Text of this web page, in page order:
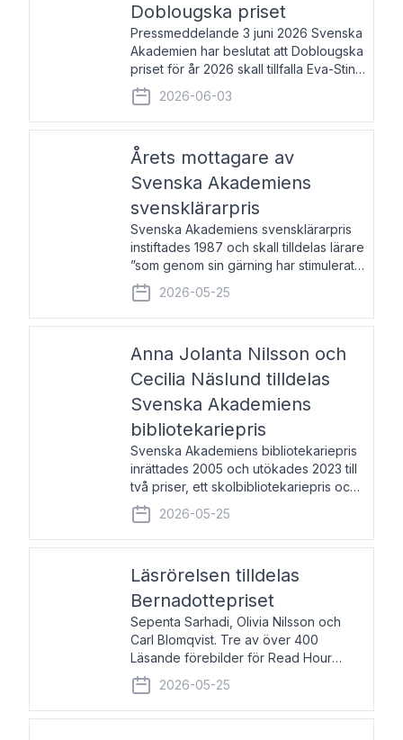
Doblougska priset
Pressmeddelande 3 juni 2026 Svenska
Akademien har beslutat att Doblougska
priset för år 2026 skall tillfalla Eva-Stina
Byggmästar, Magnus Dahlström, Matias
Faldbakken samt Espen Stueland.
Prisbeloppet är 200 000 svenska
2026-06-03
Årets mottagare av
Svenska Akademiens
svensklärarpris
Svenska Akademiens svensklärarpris
instiftades 1987 och skall tilldelas lärare
”som genom sin gärning har stimulerat
intresset hos unga människor för
svenska språket och litteraturen”.
Prisutdelning och samtal med
2026-05-25
Anna Jolanta Nilsson och
Cecilia Näslund tilldelas
Svenska Akademiens
bibliotekariepris
Svenska Akademiens bibliotekariepris
inrättades 2005 och utökades 2023 till
två priser, ett skolbibliotekariepris och
ett folkbibliotekariepris. Priserna skall
tilldelas bibliotekarier vid svenska folk-
och skolbibliotek som gjort värdefull
2026-05-25
Läsrörelsen tilldelas
Bernadottepriset
Sepenta Sarhadi, Olivia Nilsson och
Carl Blomqvist. Tre av över 400
Läsande förebilder för Read Hour
Sverige. Foto: Michael Wall. Den ideella
föreningen Läsrörelsen tilldelas
Bernadottepriset 2026 för att den
2026-05-25